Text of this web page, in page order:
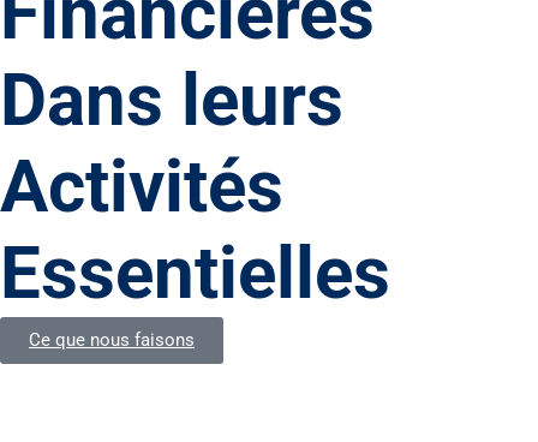
Dans leurs
Activités
Essentielles
Ce que nous faisons